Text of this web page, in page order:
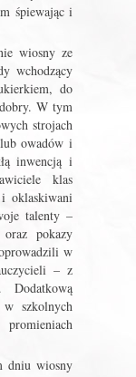
śpiewając i
wiosny ze
wchodzący
do
W tym
strojach
owadów i
inwencją i
klas
oklaskiwani
talenty –
pokazy
w
– z
Dodatkową
w szkolnych
dniu wiosny